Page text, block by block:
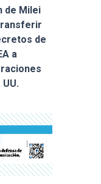
de Milei
de
a
UU.